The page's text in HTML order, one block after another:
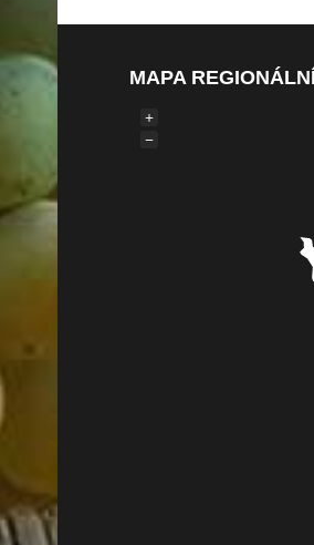
MAPA
+
−